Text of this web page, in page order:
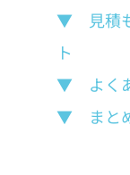
▼　見積
ト
▼　よく
▼　まと